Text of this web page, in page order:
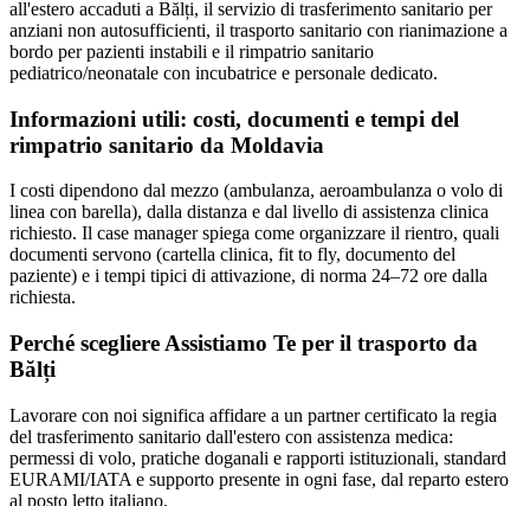
all'estero accaduti a Bălți, il servizio di trasferimento sanitario per
anziani non autosufficienti, il trasporto sanitario con rianimazione a
bordo per pazienti instabili e il rimpatrio sanitario
pediatrico/neonatale con incubatrice e personale dedicato.
Informazioni utili: costi, documenti e tempi del
rimpatrio sanitario da Moldavia
I costi dipendono dal mezzo (ambulanza, aeroambulanza o volo di
linea con barella), dalla distanza e dal livello di assistenza clinica
richiesto. Il case manager spiega come organizzare il rientro, quali
documenti servono (cartella clinica, fit to fly, documento del
paziente) e i tempi tipici di attivazione, di norma 24–72 ore dalla
richiesta.
Perché scegliere Assistiamo Te per il trasporto da
Bălți
Lavorare con noi significa affidare a un partner certificato la regia
del trasferimento sanitario dall'estero con assistenza medica:
permessi di volo, pratiche doganali e rapporti istituzionali, standard
EURAMI/IATA e supporto presente in ogni fase, dal reparto estero
al posto letto italiano.